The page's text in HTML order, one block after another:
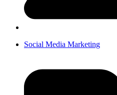
Social Media Marketing